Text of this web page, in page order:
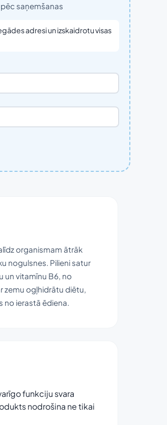
saņemšanas
adresi un izskaidrotu visas
organismam ātrāk
nogulsnes. Pilieni satur
un vitamīnu B6, no
zemu ogļhidrātu diētu,
ierastā ēdiena.
funkciju svara
nodrošina ne tikai